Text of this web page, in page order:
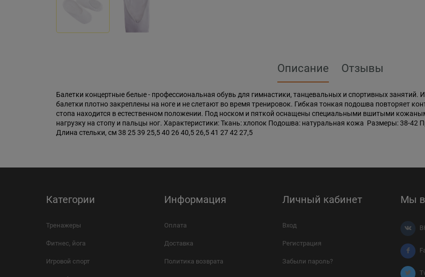
Описание Отзывы
Балетки концертные белые - профессиональная обувь для гимнастики, танцевальных и спортивных
балетки плотно закреплены на ноге и не слетают во время тренировок. Гибкая тонкая подошва повторяет
стопа находится в естественном положении. Под носком и пяткой оснащены специальными вшитыми
нагрузку на стопу и пальцы ног. Характеристики: Ткань: хлопок Подошва: натуральная кожа Размеры: 38-
Длина стельки, см 38 25 39 25,5 40 26 40,5 26,5 41 27 42 27,5
Категории
Тренажеры
Фитнес, йога
Игровой спорт
Информация
Оплата
Доставка
Политика возврата
Личный кабинет
Вход
Регистрация
Забыли пароль?
Мы в